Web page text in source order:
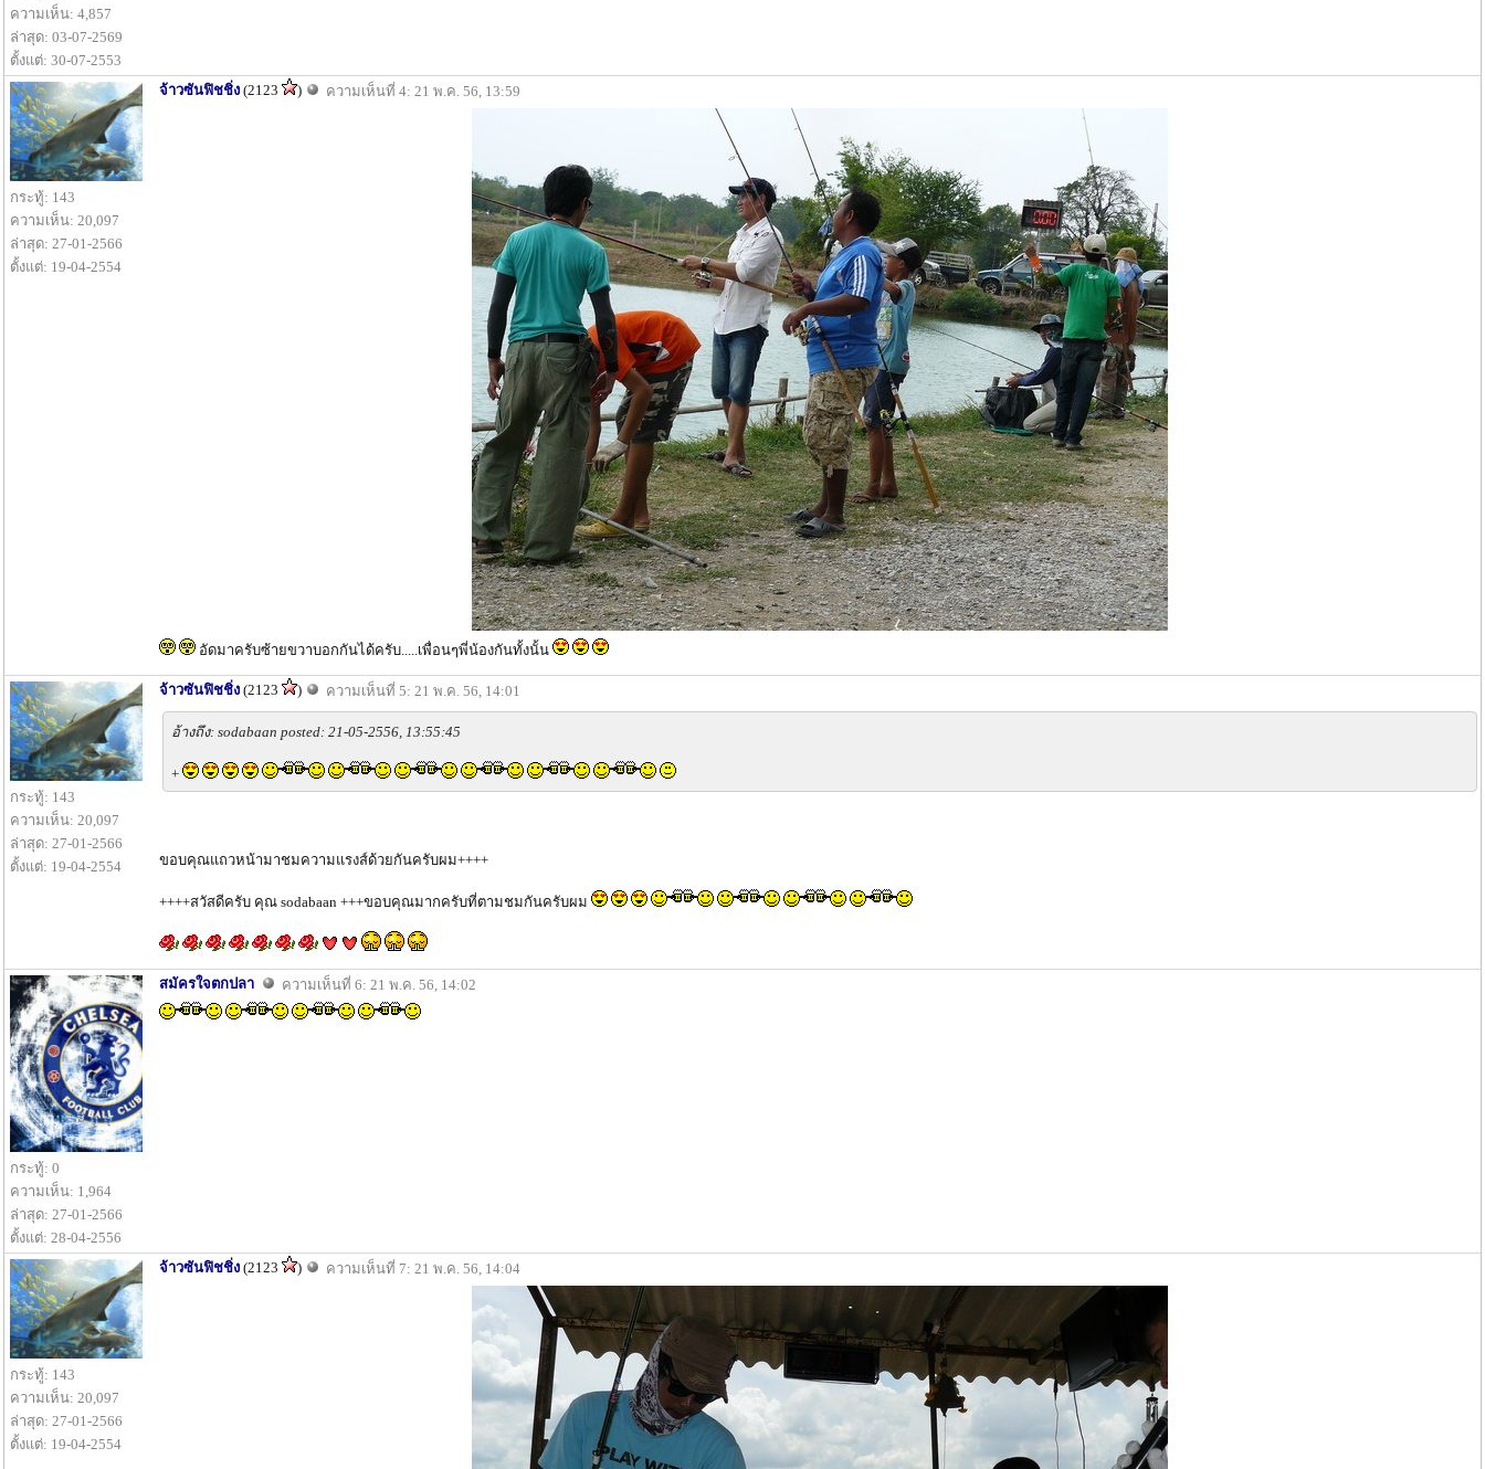
ความเห็น: 4,857
ล่าสุด: 03-07-2569
ตั้งแต่: 30-07-2553
กระทู้: 143
ความเห็น: 20,097
ล่าสุด: 27-01-2566
ตั้งแต่: 19-04-2554
จ้าวซันฟิชชิ่ง (2123 ) ความเห็นที่ 4: 21 พ.ค. 56, 13:59
อัดมาครับซ้ายขวาบอกกันได้ครับ.....เพื่อนๆพี่น้องกันทั้งนั้น
กระทู้: 143
ความเห็น: 20,097
ล่าสุด: 27-01-2566
ตั้งแต่: 19-04-2554
จ้าวซันฟิชชิ่ง (2123 ) ความเห็นที่ 5: 21 พ.ค. 56, 14:01
อ้างถึง: sodabaan posted: 21-05-2556, 13:55:45
+
ขอบคุณแถวหน้ามาชมความแรงส์ด้วยกันครับผม++++
++++สวัสดีครับ คุณ sodabaan +++ขอบคุณมากครับที่ตามชมกันครับผม
กระทู้: 0
ความเห็น: 1,964
ล่าสุด: 27-01-2566
ตั้งแต่: 28-04-2556
สมัครใจตกปลา ความเห็นที่ 6: 21 พ.ค. 56, 14:02
กระทู้: 143
ความเห็น: 20,097
ล่าสุด: 27-01-2566
ตั้งแต่: 19-04-2554
จ้าวซันฟิชชิ่ง (2123 ) ความเห็นที่ 7: 21 พ.ค. 56, 14:04